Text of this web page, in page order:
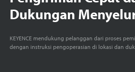
Dukungan
KEYENCE mendukung pelanggan dari proses
dengan instruksi pengoperasian di lokasi dan